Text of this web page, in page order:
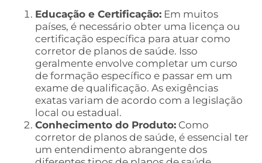
Educação e Certificação: Em muitos
países, é necessário obter uma licença ou
certificação específica para atuar como
corretor de planos de saúde. Isso
geralmente envolve completar um curso
de formação específico e passar em um
exame de qualificação. As exigências
exatas variam de acordo com a legislação
local ou estadual.
Conhecimento do Produto: Como
corretor de planos de saúde, é essencial ter
um entendimento abrangente dos